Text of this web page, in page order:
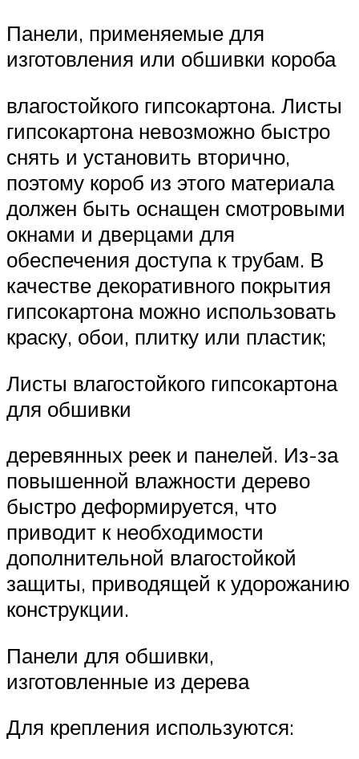
Панели, применяемые для
изготовления или обшивки короба
влагостойкого гипсокартона. Листы
гипсокартона невозможно быстро
снять и установить вторично,
поэтому короб из этого материала
должен быть оснащен смотровыми
окнами и дверцами для
обеспечения доступа к трубам. В
качестве декоративного покрытия
гипсокартона можно использовать
краску, обои, плитку или пластик;
Листы влагостойкого гипсокартона
для обшивки
деревянных реек и панелей. Из-за
повышенной влажности дерево
быстро деформируется, что
приводит к необходимости
дополнительной влагостойкой
защиты, приводящей к удорожанию
конструкции.
Панели для обшивки,
изготовленные из дерева
Для крепления используются: